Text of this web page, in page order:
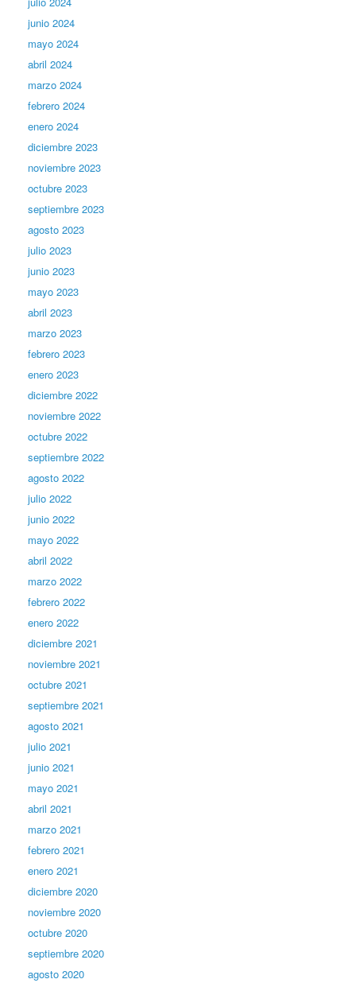
junio 2024
mayo 2024
abril 2024
marzo 2024
febrero 2024
enero 2024
diciembre 2023
noviembre 2023
octubre 2023
septiembre 2023
agosto 2023
julio 2023
junio 2023
mayo 2023
abril 2023
marzo 2023
febrero 2023
enero 2023
diciembre 2022
noviembre 2022
octubre 2022
septiembre 2022
agosto 2022
julio 2022
junio 2022
mayo 2022
abril 2022
marzo 2022
febrero 2022
enero 2022
diciembre 2021
noviembre 2021
octubre 2021
septiembre 2021
agosto 2021
julio 2021
junio 2021
mayo 2021
abril 2021
marzo 2021
febrero 2021
enero 2021
diciembre 2020
noviembre 2020
octubre 2020
septiembre 2020
agosto 2020